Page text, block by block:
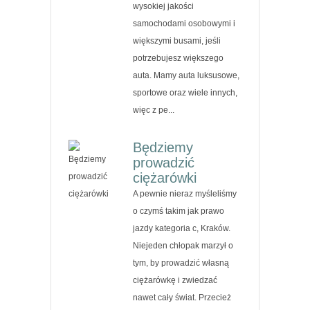
wysokiej jakości
samochodami osobowymi i
większymi busami, jeśli
potrzebujesz większego
auta. Mamy auta luksusowe,
sportowe oraz wiele innych,
więc z pe...
Będziemy
prowadzić
ciężarówki
A pewnie nieraz myśleliśmy
o czymś takim jak prawo
jazdy kategoria c, Kraków.
Niejeden chłopak marzył o
tym, by prowadzić własną
ciężarówkę i zwiedzać
nawet cały świat. Przecież